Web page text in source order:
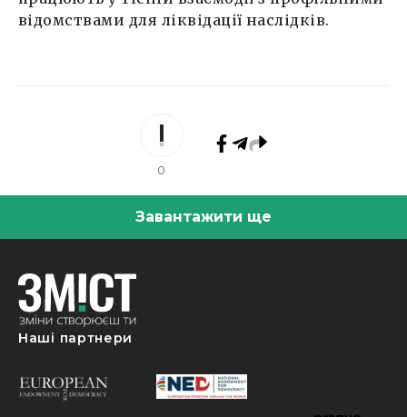
відомствами для ліквідації наслідків.
0
Завантажити ще
Наші партнери